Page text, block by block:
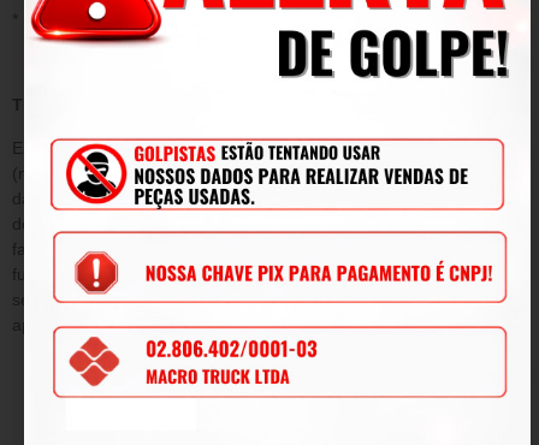
* Mau uso;
TERMO DE GARANTIA
Este termo tem como objetivo garantir pelo período de 90
(noventa) dias de prazo, tempo determinado por lei a contar da
data de emissão da Nota Fiscal de venda e conforme condições
descritas abaixo, a qualidade do produto contra defeitos de
fabricação que venham afetar a integridade física e/ou o
funcionamento do mesmo, durante este período, será submetida
sem ônus para o cliente, todas as peças e componentes que
apresentarem defeitos comprovados de projeto e/ou fabricação.
DA GARANTIA
O produto fica garantido dentro do prazo estipulado contra: